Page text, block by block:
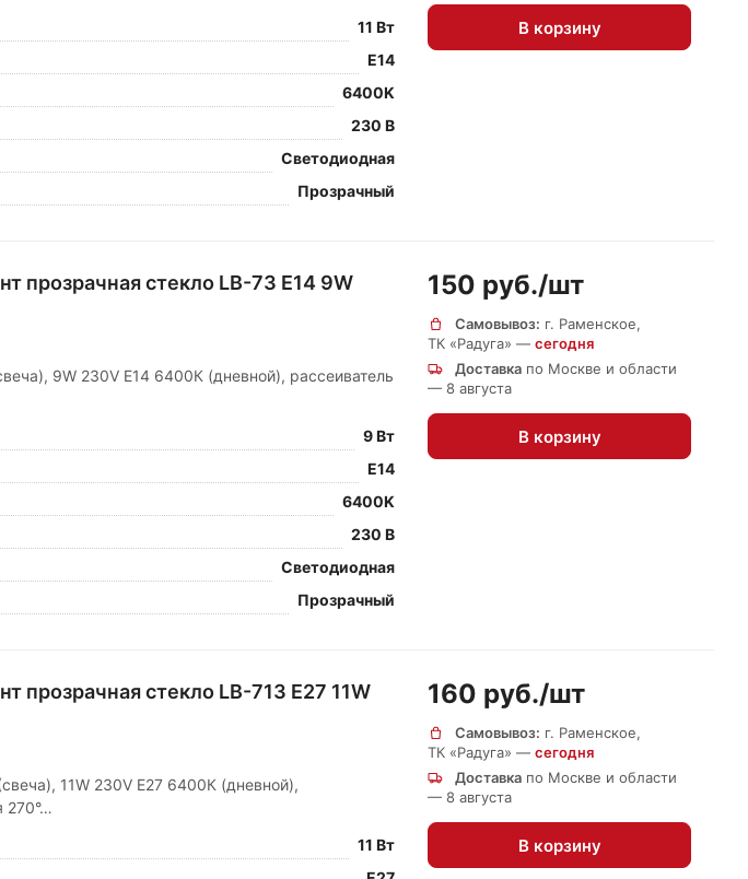
11 Вт
E14
6400K
230 В
Светодиодная
Прозрачный
В корзину
прозрачная стекло LB-73 E14 9W
9W 230V E14 6400К (дневной), рассеиватель
9 Вт
E14
6400K
230 В
Светодиодная
Прозрачный
150 руб./шт
Самовывоз: г. Раменское,
ТК «Радуга» — сегодня
Доставка по Москве и области
— 8 августа
В корзину
прозрачная стекло LB-713 E27 11W
11W 230V E27 6400К (дневной),
270°…
11 Вт
160 руб./шт
Самовывоз: г. Раменское,
ТК «Радуга» — сегодня
Доставка по Москве и области
— 8 августа
В корзину